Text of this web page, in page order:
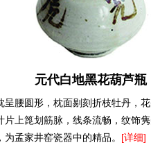
元代白地黑花葫芦瓶
呈腰圆形，枕面剔刻折枝牡丹，花
片上箆划筋脉，线条流畅，纹饰
为孟家井窑瓷器中的精品。 [详细]